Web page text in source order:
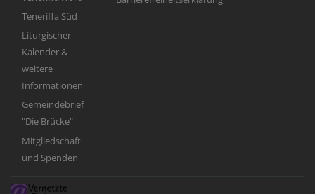
Teneriffa Süd
Liturgischer
Kalender &
weitere
Informationen
Gemeindebrief
"Die Brücke"
Mitgliedschaft
und Spenden